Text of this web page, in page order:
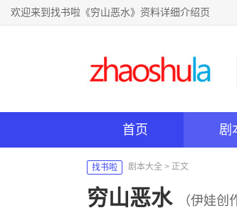
欢迎来到找书啦《穷山恶水》资料详细介绍页
首页 剧
找书啦 剧本大全 > 正文
穷山恶水 （伊娃创